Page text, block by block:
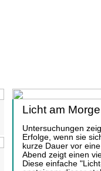
Licht am
Untersuchungen
Erfolge, wenn sie
kurze Dauer vor
Abend zeigt einen
Diese einfache